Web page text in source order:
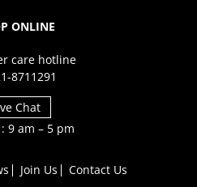
ONLINE
care hotline
8711291
Chat
9 am – 5 pm
Join Us Contact Us